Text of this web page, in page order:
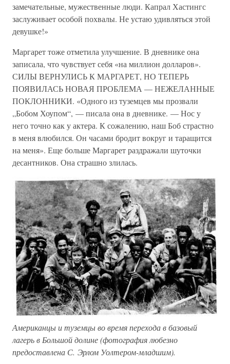
замечательные, мужественные люди. Капрал Хастингс
заслуживает особой похвалы. Не устаю удивляться этой
девушке!»
Маргарет тоже отметила улучшение. В дневнике она
записала, что чувствует себя «на миллион долларов».
СИЛЫ ВЕРНУЛИСЬ К МАРГАРЕТ, НО ТЕПЕРЬ
ПОЯВИЛАСЬ НОВАЯ ПРОБЛЕМА — НЕЖЕЛАННЫЕ
ПОКЛОННИКИ. «Одного из туземцев мы прозвали
„Бобом Хоупом“, — писала она в дневнике. — Нос у
него точно как у актера. К сожалению, наш Боб страстно
в меня влюбился. Он часами бродит вокруг и таращится
на меня». Еще больше Маргарет раздражали шуточки
десантников. Она страшно злилась.
Американцы и туземцы во время перехода в базовый
лагерь в Большой долине (фотография любезно
предоставлена С. Эрлом Уолтером-младшим).